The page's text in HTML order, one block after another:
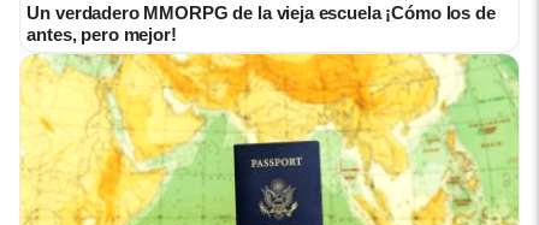
Un verdadero MMORPG de la vieja escuela ¡Cómo los de
antes, pero mejor!